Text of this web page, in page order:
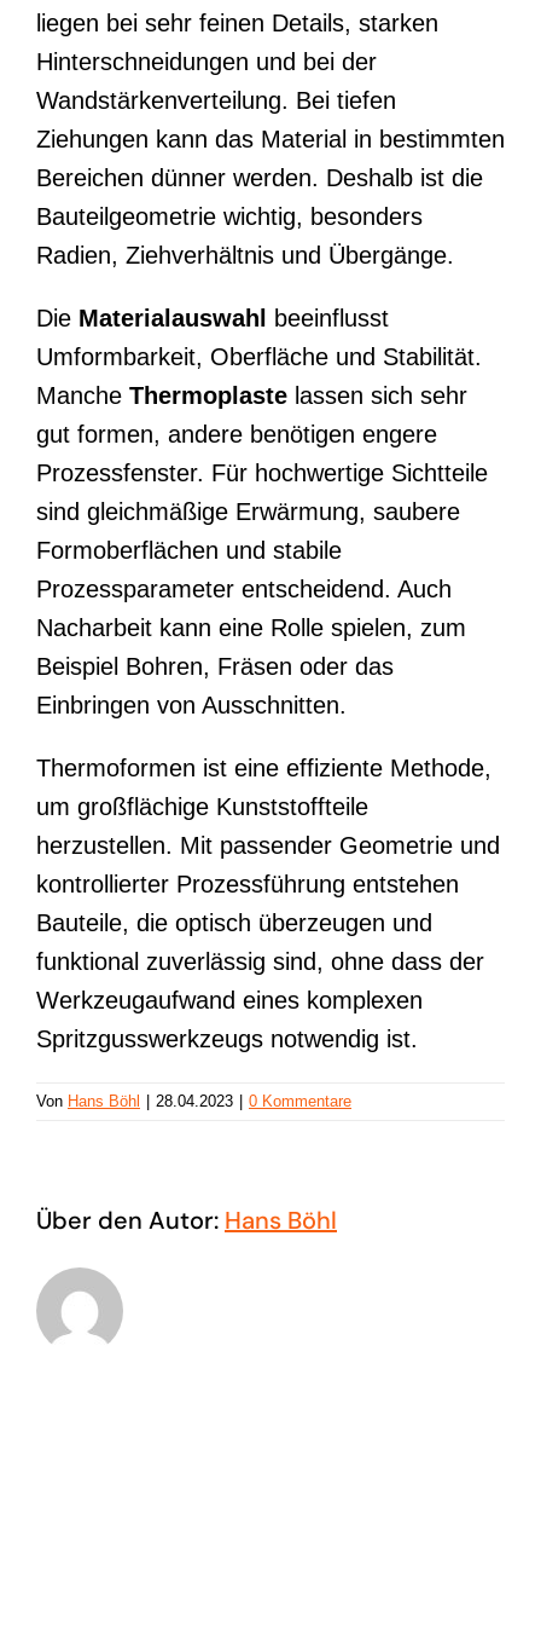
liegen bei sehr feinen Details, starken
Hinterschneidungen und bei der
Wandstärkenverteilung. Bei tiefen
Ziehungen kann das Material in bestimmten
Bereichen dünner werden. Deshalb ist die
Bauteilgeometrie wichtig, besonders
Radien, Ziehverhältnis und Übergänge.
Die Materialauswahl
beeinflusst
Umformbarkeit, Oberfläche und Stabilität.
Manche Thermoplaste lassen sich sehr
gut formen, andere benötigen engere
Prozessfenster. Für hochwertige Sichtteile
sind gleichmäßige Erwärmung, saubere
Formoberflächen und stabile
Prozessparameter entscheidend. Auch
Nacharbeit kann eine Rolle spielen, zum
Beispiel Bohren, Fräsen oder das
Einbringen von Ausschnitten.
Thermoformen ist eine effiziente Methode,
um großflächige Kunststoffteile
herzustellen. Mit passender Geometrie und
kontrollierter Prozessführung entstehen
Bauteile, die optisch überzeugen und
funktional zuverlässig sind, ohne dass der
Werkzeugaufwand eines komplexen
Spritzgusswerkzeugs notwendig ist.
Von Hans Böhl 28.04.2023 0 Kommentare
Über den Autor: Hans Böhl